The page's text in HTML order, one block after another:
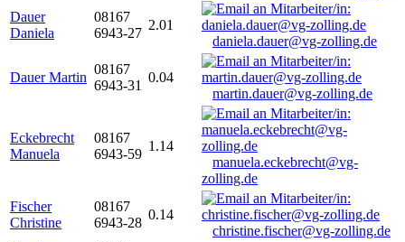
Dauer
Daniela
08167
6943-27
2.01
daniela.dauer@vg-zolling.de
Dauer Martin
08167
6943-31
0.04
martin.dauer@vg-zolling.de
Eckebrecht
Manuela
08167
6943-59
1.14
manuela.eckebrecht@vg-
zolling.de
Fischer
Christine
08167
6943-28
0.14
christine.fischer@vg-zolling.de